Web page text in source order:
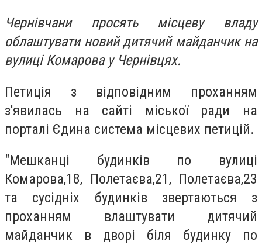
Чернівчани просять місцеву владу
облаштувати новий дитячий майданчик на
вулиці Комарова у Чернівцях.
Петиція з відповідним проханням
з'явилась на сайті міської ради на
порталі Єдина система місцевих петицій.
"Мешканці будинків по вулиці
Комарова,18, Полетаєва,21, Полетаєва,23
та сусідніх будинків звертаються з
проханням влаштувати дитячий
майданчик в дворі біля будинку по